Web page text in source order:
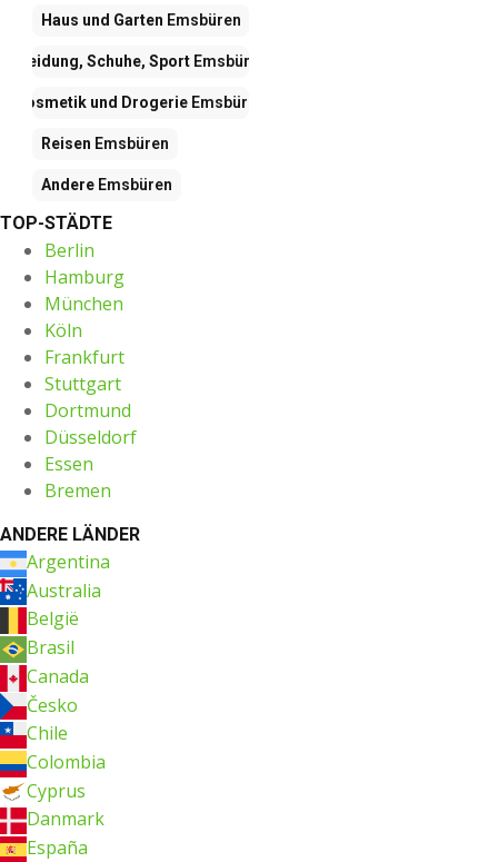
Haus und Garten Emsbüren
Kleidung, Schuhe, Sport Emsbüren
Kosmetik und Drogerie Emsbüren
Reisen Emsbüren
Andere Emsbüren
TOP-STÄDTE
Berlin
Hamburg
München
Köln
Frankfurt
Stuttgart
Dortmund
Düsseldorf
Essen
Bremen
ANDERE LÄNDER
Argentina
Australia
België
Brasil
Canada
Česko
Chile
Colombia
Cyprus
Danmark
España